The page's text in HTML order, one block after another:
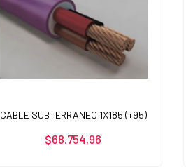
CABLE SUBTERRANEO 1X185 (+95)
$68.754,96